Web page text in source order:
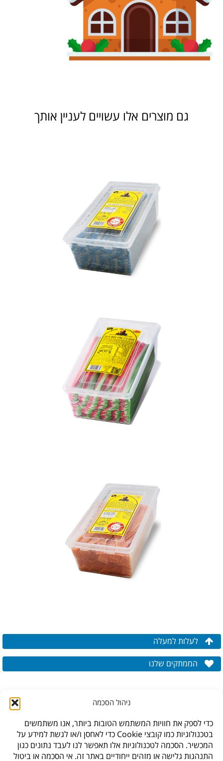
ניהול הסכמה
כדי לספק את חוויות המשתמש הטובות ביותר, אנו משתמשים
בטכנולוגיות כמו קובצי Cookie כדי לאחסן ו/או לגשת למידע על
המכשיר. הסכמה לטכנולוגיות אלו תאפשר לנו לעבד נתונים כגון
התנהגות גלישה או מזהים ייחודיים באתר זה. אי הסכמה או ביטול
גם מוצרים אלו עשויים לעניין אותך
לעלות למעלה
הממתקים שלנו